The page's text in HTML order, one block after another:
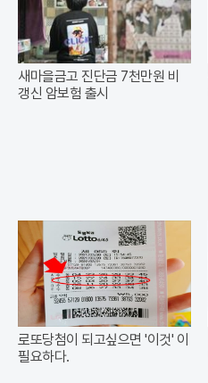
새마을금고 진단금 7천만원 비
갱신 암보험 출시
로또당첨이 되고싶으면 '이것' 이
필요하다.